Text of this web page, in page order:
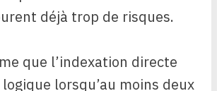
déjà trop de risques.
que l’indexation directe
lorsqu’au moins deux